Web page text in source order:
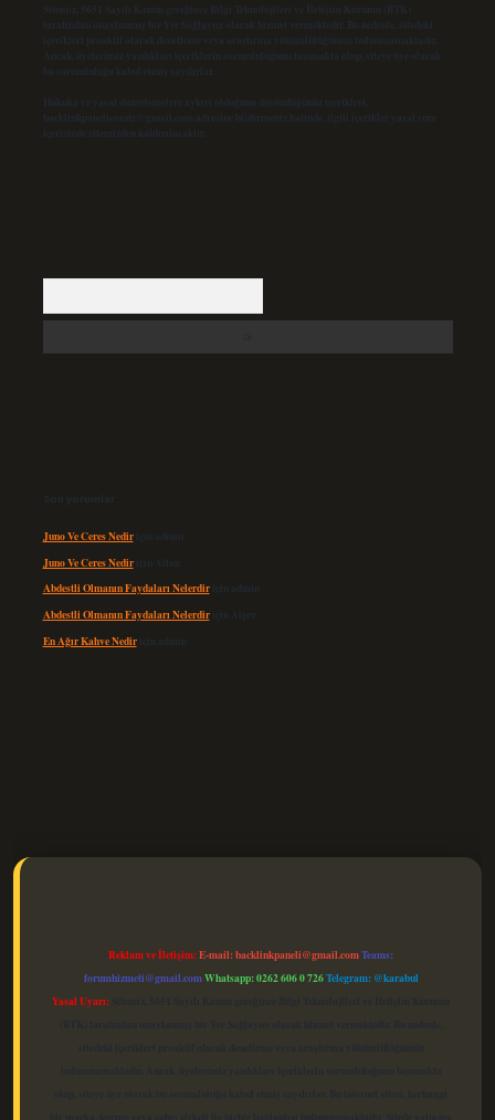
Sitemiz, 5651 Sayılı Kanun gereğince Bilgi Teknolojileri ve İletişim Kurumu (BTK)
tarafından onaylanmış bir Yer Sağlayıcı olarak hizmet vermektedir. Bu nedenle, sitedeki
içerikleri proaktif olarak denetleme veya araştırma yükümlülüğümüz bulunmamaktadır.
Ancak, üyelerimiz yazdıkları içeriklerin sorumluluğunu taşımakta olup, siteye üye olarak
bu sorumluluğu kabul etmiş sayılırlar.
Hukuka ve yasal düzenlemelere aykırı olduğunu düşündüğünüz içerikleri,
backlinkpanelicomtr@gmail.com adresine bildirmeniz halinde, ilgili içerikler yasal süre
içerisinde sitemizden kaldırılacaktır.
Son yorumlar
Juno Ve Ceres Nediriçin admin
Juno Ve Ceres Nediriçin Altan
Abdestli Olmanın Faydaları Nelerdiriçin admin
Abdestli Olmanın Faydaları Nelerdiriçin Alper
En Ağır Kahve Nediriçin admin
Reklam ve İletişim:E-mail:backlinkpaneli@gmail.comTeams:
forumhizmeti@gmail.comWhatsapp: 0262 606 0 726Telegram: @karabul
Yasal Uyarı: